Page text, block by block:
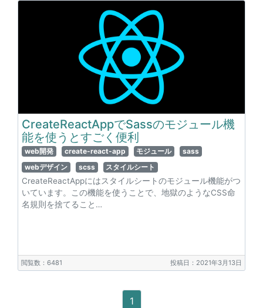
CreateReactAppでSassのモジュール機
能を使うとすごく便利
web開発 create-react-app モジュール
sass
webデザイン
scss スタイルシート
CreateReactAppにはスタイルシートのモジュール機能がつ
いています。この機能を使うことで、地獄のようなCSS命
名規則を捨てること…
閲覧数：6481 投稿日：2021年3月13日
1